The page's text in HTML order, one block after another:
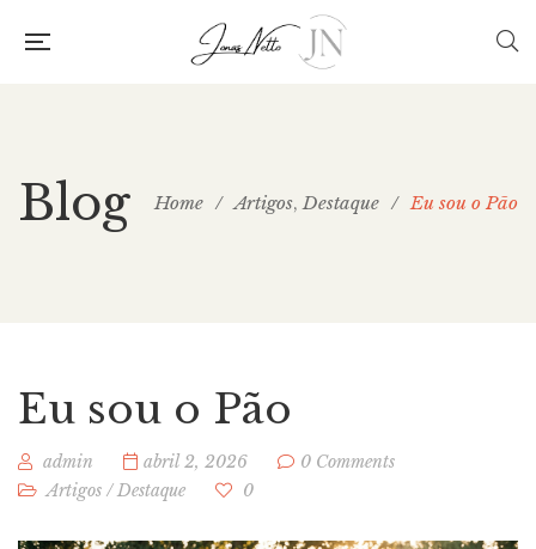
Blog Home / Artigos,Destaque / Eu sou o Pão
Eu sou o Pão
admin abril 2, 2026
0 Comments
Artigos /Destaque 0